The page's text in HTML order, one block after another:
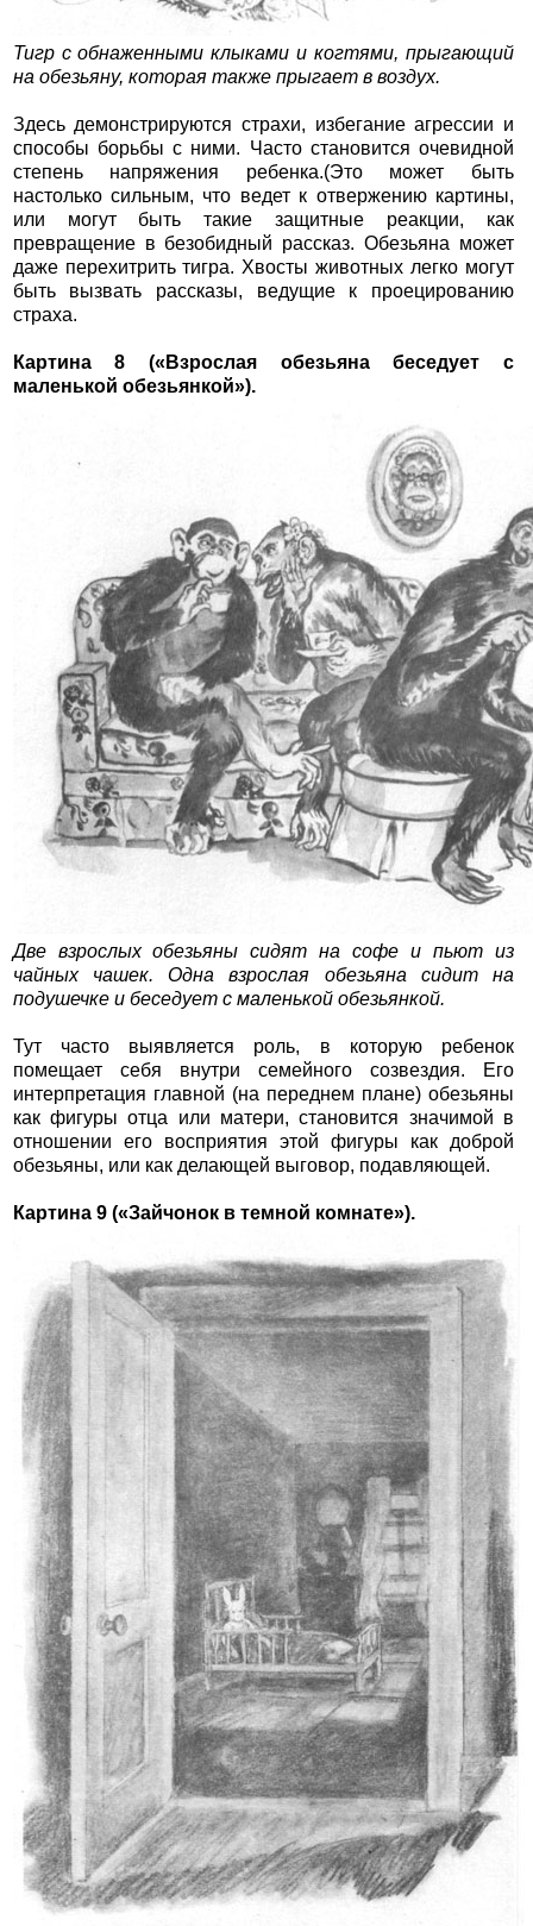
Тигр с обнаженными клыками и когтями, прыгающий
на обезьяну, которая также прыгает в воздух.
Здесь демонстрируются страхи, избегание агрессии и
способы борьбы с ними. Часто становится очевидной
степень напряжения ребенка.(Это может быть
настолько сильным, что ведет к отвержению картины,
или могут быть такие защитные реакции, как
превращение в безобидный рассказ. Обезьяна может
даже перехитрить тигра. Хвосты животных легко могут
быть вызвать рассказы, ведущие к проецированию
страха.
Картина 8 («Взрослая обезьяна беседует с
маленькой обезьянкой»).
Две взрослых обезьяны сидят на софе и пьют из
чайных чашек. Одна взрослая обезьяна сидит на
подушечке и беседует с маленькой обезьянкой.
Тут часто выявляется роль, в которую ребенок
помещает себя внутри семейного созвездия. Его
интерпретация главной (на переднем плане) обезьяны
как фигуры отца или матери, становится значимой в
отношении его восприятия этой фигуры как доброй
обезьяны, или как делающей выговор, подавляющей.
Картина 9 («Зайчонок в темной комнате»).